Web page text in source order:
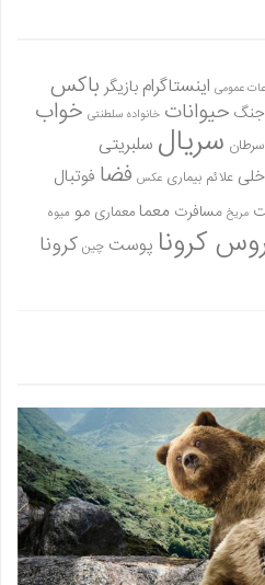
عمومی اینستاگرام بازیگر باکس
جنگ حیوانات خانواده سلطنتی خواب
سرطان سریال سلبریتی
علائم بیماری عکس فضا فوتبال
مریخ مسافرت معمامعماری مو میوه
کرونا پوست چین کرونا